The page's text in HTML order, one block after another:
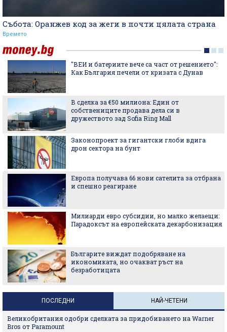
Събота: Оранжев код за жеги в почти цялата страна
Времето
"ВЕИ и батериите вече са част от решението":
Как България печели от кризата с Дунав
В сделка за €50 милиона: Един от
собствениците продава дела си в
дружеството зад Sofia Ring Mall
Законопроект за гигантски глоби вдига
дрон сектора на бунт
Европа получава 66 нови сателита за отбрана
и спешно реагиране
Милиарди евро субсидии, но малко желаещи:
Парадоксът на европейската декарбонизация
Българите виждат подобряване на
икономиката, но очакват ръст на
безработицата
ПОСЛЕДНИ НАЙ-ЧЕТЕНИ
Великобритания одобри сделката за придобиването на Warner
Bros от Paramount